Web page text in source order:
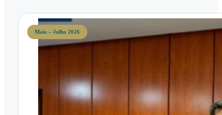
Maio – Julho 2026